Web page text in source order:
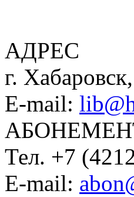
АДРЕС
г.
E-mail:
Тел. +7
E-mail: